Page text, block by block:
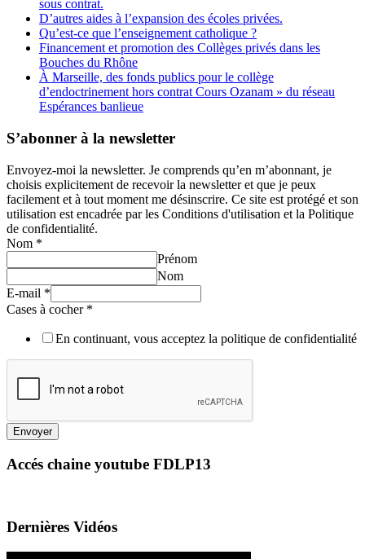
sous contrat.
D’autres aides à l’expansion des écoles privées.
Qu’est-ce que l’enseignement catholique ?
Financement et promotion des Collèges privés dans les
Bouches du Rhône
À Marseille, des fonds publics pour le collège
d’endoctrinement hors contrat Cours Ozanam » du réseau
Espérances banlieue
S’abonner à la newsletter
Envoyez-moi la newsletter. Je comprends qu’en m’abonnant, je
choisis explicitement de recevoir la newsletter et que je peux
facilement et à tout moment me désinscrire. Ce site est protégé et son
utilisation est encadrée par les Conditions d'utilisation et la Politique
de confidentialité.
Nom *
Prénom
Nom
E-mail *
Cases à cocher *
En continuant, vous acceptez la politique de confidentialité
Envoyer
Accés chaine youtube FDLP13
Dernières Vidéos